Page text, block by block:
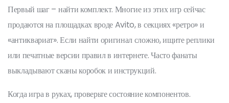
Первый шаг – найти комплект. Многие из этих игр сейчас
продаются на площадках вроде Avito, в секциях «ретро» и
«антиквариат». Если найти оригинал сложно, ищите реплики
или печатные версии правил в интернете. Часто фанаты
выкладывают сканы коробок и инструкций.
Когда игра в руках, проверьте состояние компонентов.